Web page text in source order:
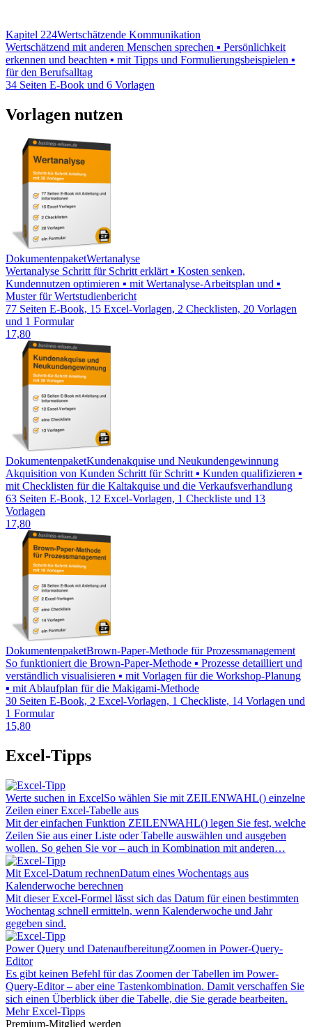
Kapitel 224Wertschätzende Kommunikation
Wertschätzend mit anderen Menschen sprechen ▪ Persönlichkeit
erkennen und beachten ▪ mit Tipps und Formulierungsbeispielen ▪
für den Berufsalltag
34 Seiten E-Book und 6 Vorlagen
Vorlagen nutzen
DokumentenpaketWertanalyse
Wertanalyse Schritt für Schritt erklärt ▪ Kosten senken,
Kundennutzen optimieren ▪ mit Wertanalyse-Arbeitsplan und ▪
Muster für Wertstudienbericht
77 Seiten E-Book, 15 Excel-Vorlagen, 2 Checklisten, 20 Vorlagen
und 1 Formular
17,80
DokumentenpaketKundenakquise und Neukundengewinnung
Akquisition von Kunden Schritt für Schritt ▪ Kunden qualifizieren ▪
mit Checklisten für die Kaltakquise und die Verkaufsverhandlung
63 Seiten E-Book, 12 Excel-Vorlagen, 1 Checkliste und 13
Vorlagen
17,80
DokumentenpaketBrown-Paper-Methode für Prozessmanagement
So funktioniert die Brown-Paper-Methode ▪ Prozesse detailliert und
verständlich visualisieren ▪ mit Vorlagen für die Workshop-Planung
▪ mit Ablaufplan für die Makigami-Methode
30 Seiten E-Book, 2 Excel-Vorlagen, 1 Checkliste, 14 Vorlagen und
1 Formular
15,80
Excel-Tipps
Werte suchen in ExcelSo wählen Sie mit ZEILENWAHL() einzelne
Zeilen einer Excel-Tabelle aus
Mit der einfachen Funktion ZEILENWAHL() legen Sie fest, welche
Zeilen Sie aus einer Liste oder Tabelle auswählen und ausgeben
wollen. So gehen Sie vor – auch in Kombination mit anderen…
Mit Excel-Datum rechnenDatum eines Wochentags aus
Kalenderwoche berechnen
Mit dieser Excel-Formel lässt sich das Datum für einen bestimmten
Wochentag schnell ermitteln, wenn Kalenderwoche und Jahr
gegeben sind.
Power Query und DatenaufbereitungZoomen in Power-Query-
Editor
Es gibt keinen Befehl für das Zoomen der Tabellen im Power-
Query-Editor – aber eine Tastenkombination. Damit verschaffen Sie
sich einen Überblick über die Tabelle, die Sie gerade bearbeiten.
Mehr Excel-Tipps
Premium-Mitglied werden